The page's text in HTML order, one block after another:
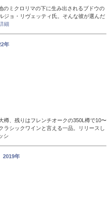
のミクロリマの下に生み出されるブドウの
ジョ・リヴェッティ氏。そんな彼が選んだ
細
年
樽、残りはフレンチオークの350L樽で10〜
ラシックワインと言える一品。リリースし
シ
2019年